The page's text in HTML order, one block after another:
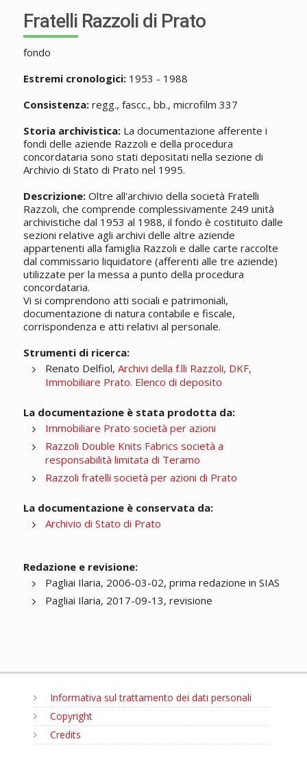
Fratelli Razzoli di Prato
fondo
Estremi cronologici:1953 - 1988
Consistenza:regg., fascc., bb., microfilm 337
Storia archivistica:La documentazione afferente i
fondi delle aziende Razzoli e della procedura
concordataria sono stati depositati nella sezione di
Archivio di Stato di Prato nel 1995.
Descrizione:Oltre all'archivio della società Fratelli
Razzoli, che comprende complessivamente 249 unità
archivistiche dal 1953 al 1988, il fondo è costituito dalle
sezioni relative agli archivi delle altre aziende
appartenenti alla famiglia Razzoli e dalle carte raccolte
dal commissario liquidatore (afferenti alle tre aziende)
utilizzate per la messa a punto della procedura
concordataria.
Vi si comprendono atti sociali e patrimoniali,
documentazione di natura contabile e fiscale,
corrispondenza e atti relativi al personale.
Strumenti di ricerca:
Renato Delfiol, Archivi della f.lli Razzoli, DKF,
Immobiliare Prato. Elenco di deposito
La documentazione è stata prodotta da:
Immobiliare Prato società per azioni
Razzoli Double Knits Fabrics società a
responsabilità limitata di Teramo
Razzoli fratelli società per azioni di Prato
La documentazione è conservata da:
Archivio di Stato di Prato
Redazione e revisione:
Pagliai Ilaria, 2006-03-02, prima redazione in SIAS
Pagliai Ilaria, 2017-09-13, revisione
Informativa sul trattamento dei dati personali
Copyright
Credits